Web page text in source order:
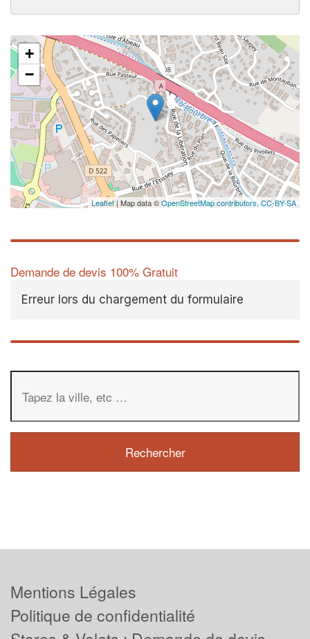
+
−
Leaflet| Map data ©OpenStreetMap contributors,CC-BY-SA
Demande de devis 100% Gratuit
Erreur lors du chargement du formulaire
Mentions Légales
Politique de confidentialité